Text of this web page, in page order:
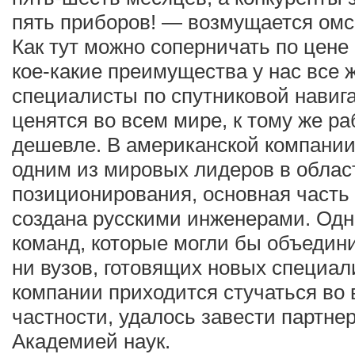
пять приборов! — возмущается
Как тут можно соперничать по
кое-какие преимущества у нас все
специалисты по спутниковой
ценятся во всем мире, к тому же
дешевле. В американской
одним из мировых лидеров в
позиционирования, основная
создана русскими инженерами.
команд, которые могли бы
ни вузов, готовящих новых
компании приходится стучаться
частности, удалось завести
Академией наук.